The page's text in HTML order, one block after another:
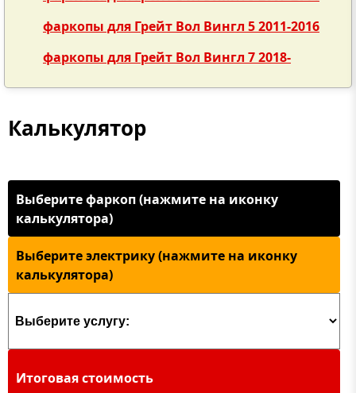
фаркопы для Грейт Вол Вингл 5 2011-2016
фаркопы для Грейт Вол Вингл 7 2018-
Калькулятор
Выберите фаркоп (нажмите на иконку
калькулятора)
Выберите электрику (нажмите на иконку
калькулятора)
Итоговая стоимость